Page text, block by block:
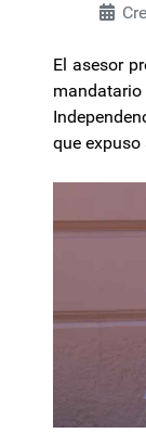
El asesor
que